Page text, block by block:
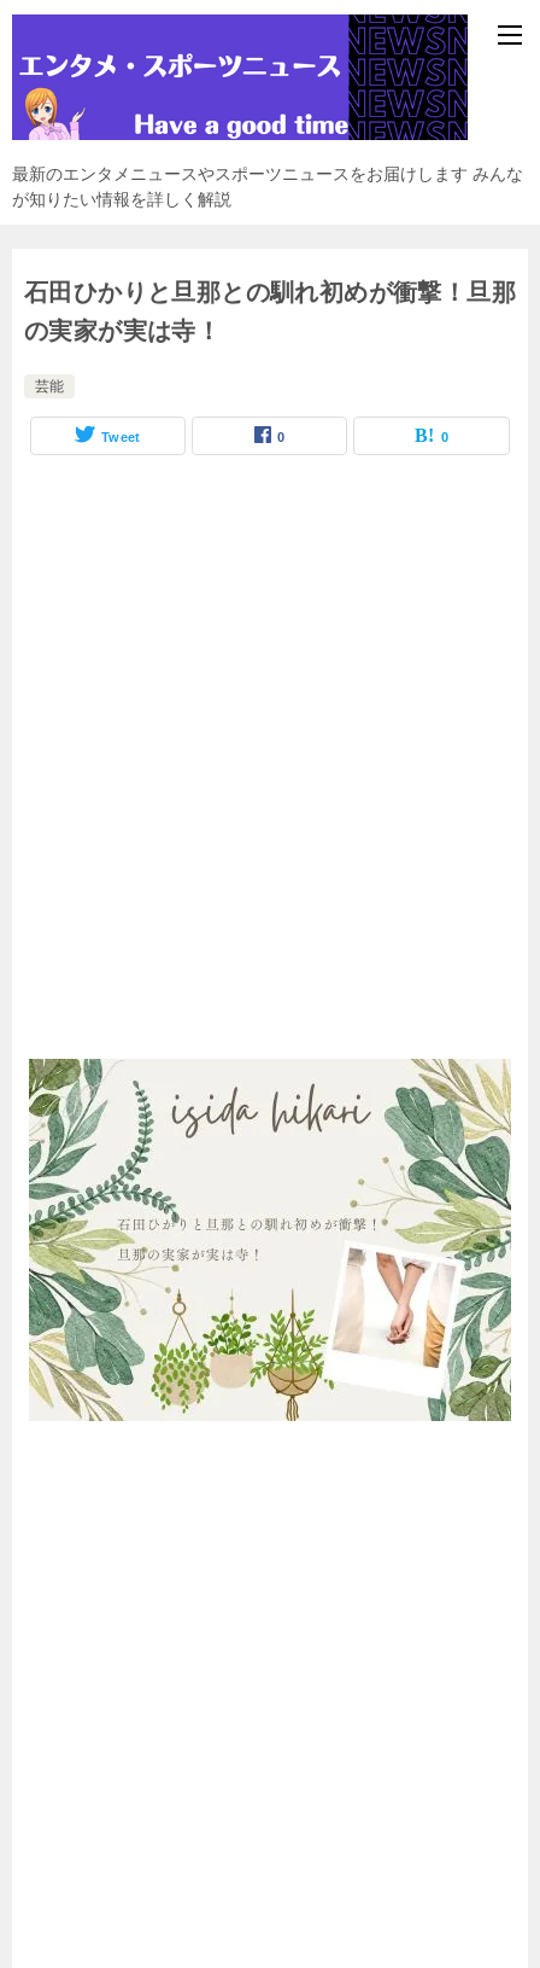
最新のエンタメニュースやスポーツニュースをお届けします みんな
が知りたい情報を詳しく解説
石田ひかりと旦那との馴れ初めが衝撃！旦那
の実家が実は寺！
芸能
Tweet 0 0